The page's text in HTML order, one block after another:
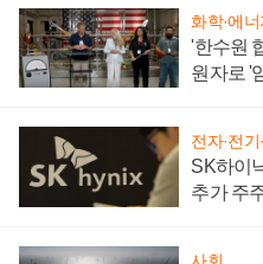
화학·에너
'한수원
원자로 '
전자·전
SK하이
추가 주
사회